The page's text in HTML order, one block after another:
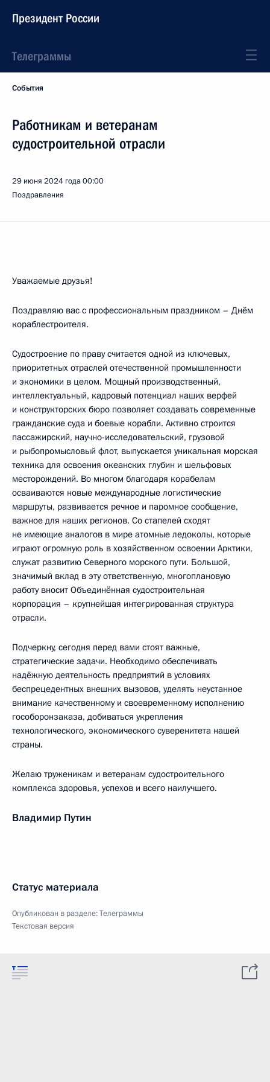
Президент России
Телеграммы
События
Работникам и ветеранам
судостроительной отрасли
29 июня 2024 года00:00
Поздравления
Уважаемые друзья!
Поздравляю вас с профессиональным праздником – Днём
кораблестроителя.
Судостроение по праву считается одной из ключевых,
приоритетных отраслей отечественной промышленности
и экономики в целом. Мощный производственный,
интеллектуальный, кадровый потенциал наших верфей
и конструкторских бюро позволяет создавать современные
гражданские суда и боевые корабли. Активно строится
пассажирский, научно-исследовательский, грузовой
и рыбопромысловый флот, выпускается уникальная морская
техника для освоения океанских глубин и шельфовых
месторождений. Во многом благодаря корабелам
осваиваются новые международные логистические
маршруты, развивается речное и паромное сообщение,
важное для наших регионов. Со стапелей сходят
не имеющие аналогов в мире атомные ледоколы, которые
играют огромную роль в хозяйственном освоении Арктики,
служат развитию Северного морского пути. Большой,
значимый вклад в эту ответственную, многоплановую
работу вносит Объединённая судостроительная
корпорация – крупнейшая интегрированная структура
отрасли.
Подчеркну, сегодня перед вами стоят важные,
стратегические задачи. Необходимо обеспечивать
надёжную деятельность предприятий в условиях
беспрецедентных внешних вызовов, уделять неустанное
внимание качественному и своевременному исполнению
гособоронзаказа, добиваться укрепления
технологического, экономического суверенитета нашей
страны.
Желаю труженикам и ветеранам судостроительного
комплекса здоровья, успехов и всего наилучшего.
Владимир Путин
Статус материала
Опубликован в разделе:Телеграммы
Текстовая версия